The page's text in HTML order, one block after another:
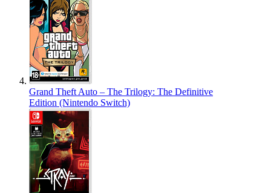
Grand Theft Auto – The Trilogy: The Definitive
Edition (Nintendo Switch)